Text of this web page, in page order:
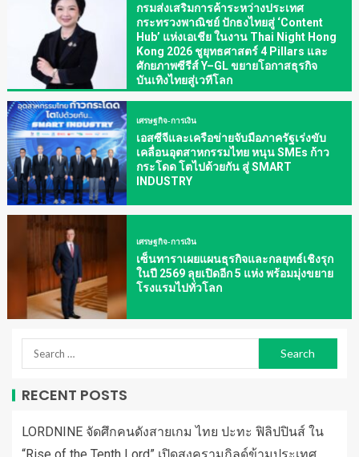
กรมส่งเสริมการค้าระหว่างประเทศ
กระทรวงพาณิชย์ ปักธงไทยสู่ ‘Content
Hub’ แห่งเอเชีย ในงาน Thai Night Hong
Kong 2026 ชูยุทธศาสตร์ 4 Pillars และ
ศักยภาพซีรีส์ Y–GL ขยายโอกาสธุรกิจ
บันเทิงไทยสู่เวทีโลก
เศรษฐกิจ-การเงิน
เอสซีจีและเครือข่ายจับมือภาครัฐเร่งขับ
เคลื่อนอุตสาหกรรมไทย หนุน SMEs ก้าว
กระโดด โตไปด้วยกัน สู่ SMART
INDUSTRY
เศรษฐกิจ-การเงิน
เซ็นทาราเผยแผนธุรกิจและกลยุทธ์เชิงรุก
ในปี 2569 ลุยเปิดอีก 5 แห่ง พร้อมมุ่งขยาย
โรงแรมไปทั่วโลก
RECENT POSTS
LORDNINE จัดศึกคนดังสายเกม ไทย ปะทะ ฟิลิปปินส์ ใน
“Rise of the Tenth Lord” เปิดสงครามกิลด์ข้ามประเทศ